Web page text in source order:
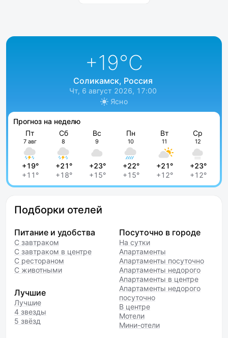
+19°C
Соликамск, Россия
Чт, 6 август 2026, 17:00
Ясно
Прогноз на неделю
Пт
7 авг
+19°
+11°
Сб
8
+21°
+18°
Вс
9
+23°
+15°
Пн
10
+22°
+15°
Вт
11
+21°
+12°
Ср
12
+23°
+12°
Подборки отелей
Питание и удобства
С завтраком
С завтраком в центре
С рестораном
С животными
Лучшие
Лучшие
4 звезды
5 звёзд
Посуточно в городе
На сутки
Апартаменты
Апартаменты посуточно
Апартаменты недорого
Апартаменты в центре
Апартаменты недорого
посуточно
В центре
Мотели
Мини-отели